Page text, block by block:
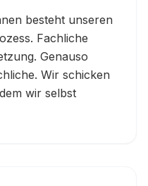
besteht unseren
Fachliche
Genauso
Wir schicken
wir selbst